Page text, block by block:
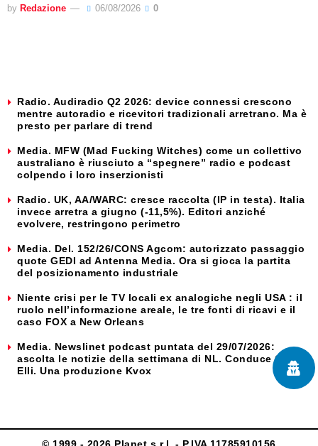
by Redazione 06/08/2026 0
Radio. Audiradio Q2 2026: device connessi crescono
mentre autoradio e ricevitori tradizionali arretrano. Ma è
presto per parlare di trend
Media. MFW (Mad Fucking Witches) come un collettivo
australiano è riusciuto a “spegnere” radio e podcast
colpendo i loro inserzionisti
Radio. UK, AA/WARC: cresce raccolta (IP in testa). Italia
invece arretra a giugno (-11,5%). Editori anziché
evolvere, restringono perimetro
Media. Del. 152/26/CONS Agcom: autorizzato passaggio
quote GEDI ad Antenna Media. Ora si gioca la partita
del posizionamento industriale
Niente crisi per le TV locali ex analogiche negli USA : il
ruolo nell’informazione areale, le tre fonti di ricavi e il
caso FOX a New Orleans
Media. Newslinet podcast puntata del 29/07/2026:
ascolta le notizie della settimana di NL. Conduce Carlo
Elli. Una produzione Kvox